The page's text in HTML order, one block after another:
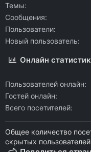
Темы
Сообщения
Пользователи
Новый пользователь
Онлайн
Пользователей онлайн
Гостей онлайн
Всего посетителей
Общее количество
скрытых